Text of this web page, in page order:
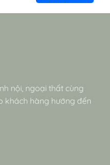
nội, ngoại thất cùng
khách hàng hướng đến